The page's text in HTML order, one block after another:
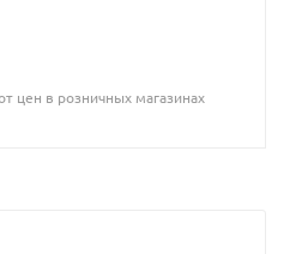
цен в розничных магазинах